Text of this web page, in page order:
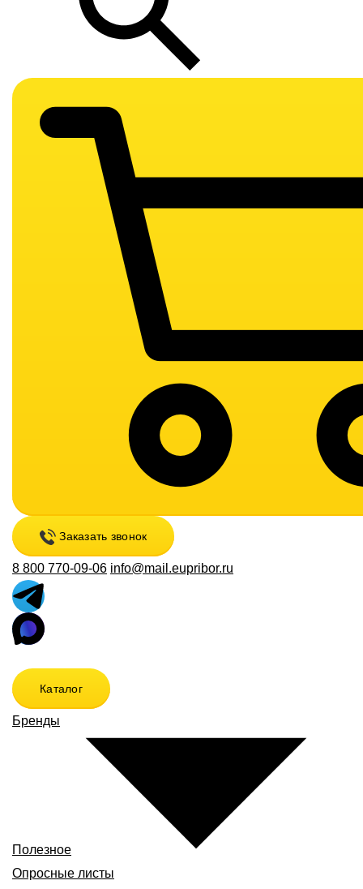
Заказать звонок
8 800 770-09-06 info@mail.eupribor.ru
Каталог
Бренды
Полезное
Опросные листы